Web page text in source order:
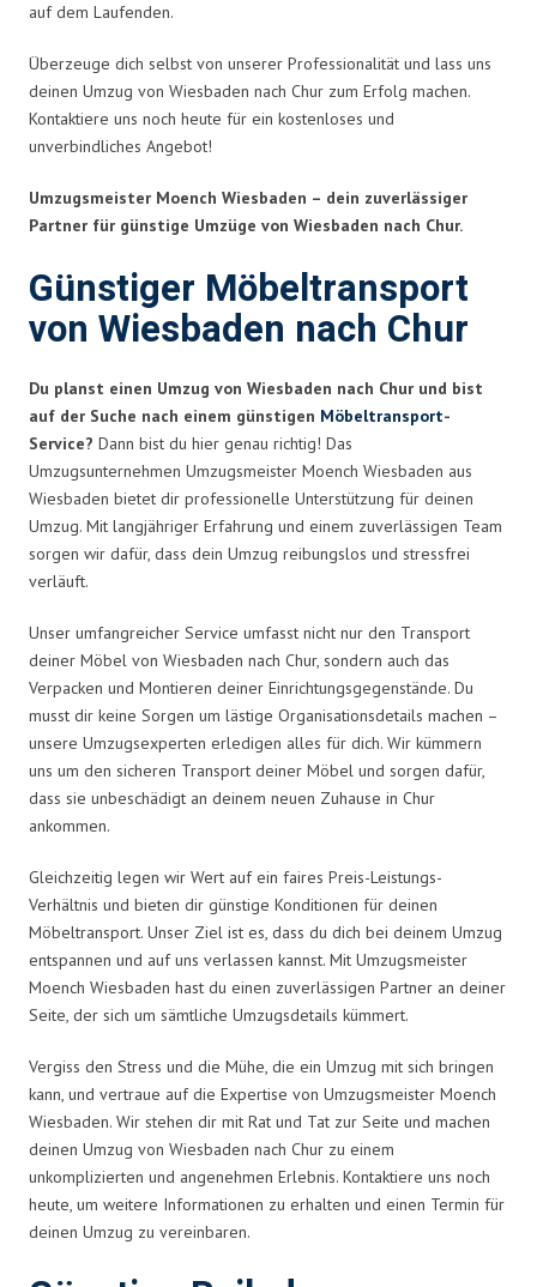
auf dem Laufenden.
Überzeuge dich selbst von unserer Professionalität und lass uns
deinen Umzug von Wiesbaden nach Chur zum Erfolg machen.
Kontaktiere uns noch heute für ein kostenloses und
unverbindliches Angebot!
Umzugsmeister Moench Wiesbaden – dein zuverlässiger
Partner für günstige Umzüge von Wiesbaden nach Chur.
Günstiger Möbeltransport
von Wiesbaden nach Chur
Du planst einen Umzug von Wiesbaden nach Chur und bist
auf der Suche nach einem günstigen Möbeltransport-
Service? Dann bist du hier genau richtig! Das
Umzugsunternehmen Umzugsmeister Moench Wiesbaden aus
Wiesbaden bietet dir professionelle Unterstützung für deinen
Umzug. Mit langjähriger Erfahrung und einem zuverlässigen Team
sorgen wir dafür, dass dein Umzug reibungslos und stressfrei
verläuft.
Unser umfangreicher Service umfasst nicht nur den Transport
deiner Möbel von Wiesbaden nach Chur, sondern auch das
Verpacken und Montieren deiner Einrichtungsgegenstände. Du
musst dir keine Sorgen um lästige Organisationsdetails machen –
unsere Umzugsexperten erledigen alles für dich. Wir kümmern
uns um den sicheren Transport deiner Möbel und sorgen dafür,
dass sie unbeschädigt an deinem neuen Zuhause in Chur
ankommen.
Gleichzeitig legen wir Wert auf ein faires Preis-Leistungs-
Verhältnis und bieten dir günstige Konditionen für deinen
Möbeltransport. Unser Ziel ist es, dass du dich bei deinem Umzug
entspannen und auf uns verlassen kannst. Mit Umzugsmeister
Moench Wiesbaden hast du einen zuverlässigen Partner an deiner
Seite, der sich um sämtliche Umzugsdetails kümmert.
Vergiss den Stress und die Mühe, die ein Umzug mit sich bringen
kann, und vertraue auf die Expertise von Umzugsmeister Moench
Wiesbaden. Wir stehen dir mit Rat und Tat zur Seite und machen
deinen Umzug von Wiesbaden nach Chur zu einem
unkomplizierten und angenehmen Erlebnis. Kontaktiere uns noch
heute, um weitere Informationen zu erhalten und einen Termin für
deinen Umzug zu vereinbaren.